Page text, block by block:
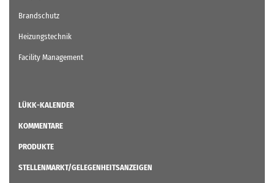
Brandschutz
Heizungstechnik
Facility Management
LÜKK-KALENDER
KOMMENTARE
PRODUKTE
STELLENMARKT/GELEGENHEITSANZEIGEN